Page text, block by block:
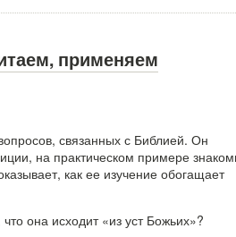
применяем
связанных с Библией. Он
на практическом примере
как ее изучение обогащает
она исходит «из уст Божьих»?